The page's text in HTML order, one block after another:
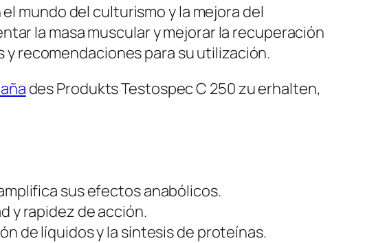
mundo del culturismo y la mejora del
la masa muscular y mejorar la recuperación
recomendaciones para su utilización.
des Produkts Testospec C 250 zu erhalten,
sus efectos anabólicos.
y rapidez de acción.
de líquidos y la síntesis de proteínas.